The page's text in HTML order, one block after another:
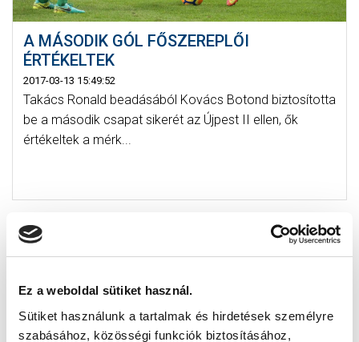
Ez a weboldal sütiket használ.
Sütiket használunk a tartalmak és hirdetések személyre
szabásához, közösségi funkciók biztosításához,
A MÁSODIK GÓL FŐSZEREPLŐI
ÉRTÉKELTEK
2017-03-13 15:49:52
Takács Ronald beadásából Kovács Botond biztosította
be a második csapat sikerét az Újpest II ellen, ők
értékeltek a mérk...